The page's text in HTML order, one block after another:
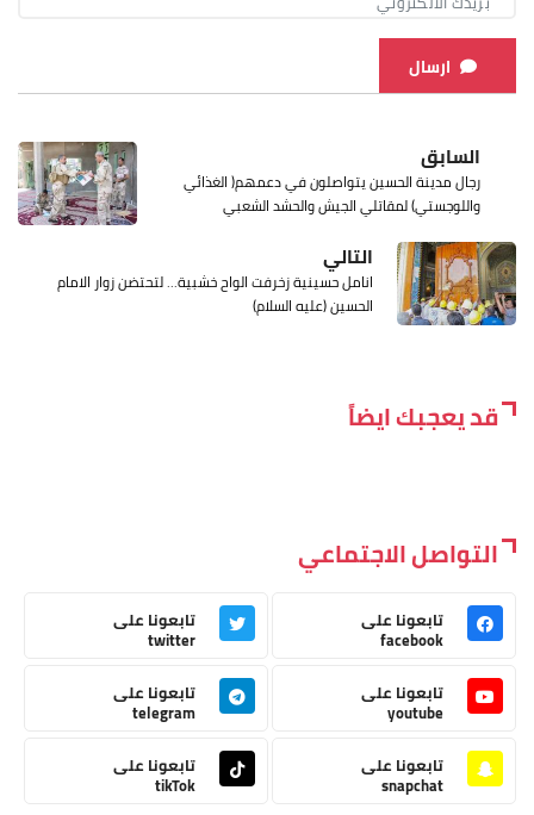
ارسال
السابق
رجال مدينة الحسين يتواصلون في دعمهم( الغذائي
واللوجستي) لمقاتلي الجيش والحشد الشعبي
التالي
انامل حسينية زخرفت الواح خشبية... لتحتضن زوار الامام
الحسين (عليه السلام)
قد يعجبك ايضاً
التواصل الاجتماعي
تابعونا على
facebook
تابعونا على
twitter
تابعونا على
youtube
تابعونا على
telegram
تابعونا على
snapchat
تابعونا على
tikTok